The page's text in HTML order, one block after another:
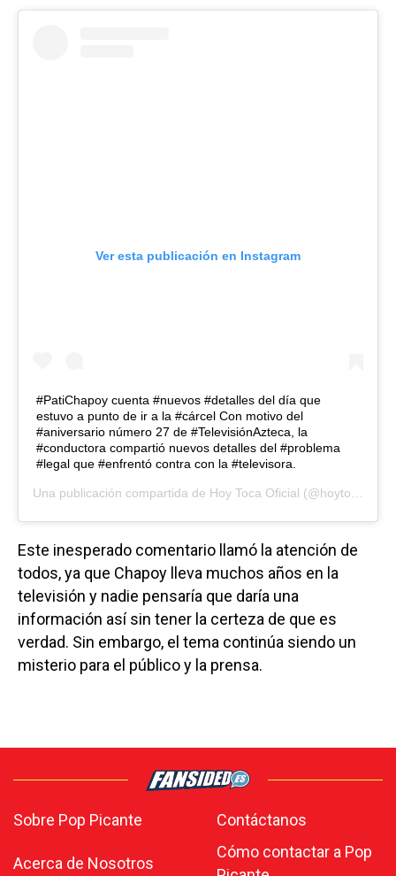
Ver esta publicación en Instagram
#PatiChapoy cuenta #nuevos #detalles del día que
estuvo a punto de ir a la #cárcel Con motivo del
#aniversario número 27 de #TelevisiónAzteca, la
#conductora compartió nuevos detalles del #problema
#legal que #enfrentó contra con la #televisora.
Una publicación compartida de Hoy Toca Oficial (@hoytocaoficial) el
Este inesperado comentario llamó la atención de
todos, ya que Chapoy lleva muchos años en la
televisión y nadie pensaría que daría una
información así sin tener la certeza de que es
verdad. Sin embargo, el tema continúa siendo un
misterio para el público y la prensa.
Sobre Pop Picante Contáctanos
Acerca de Nosotros
Cómo contactar a Pop